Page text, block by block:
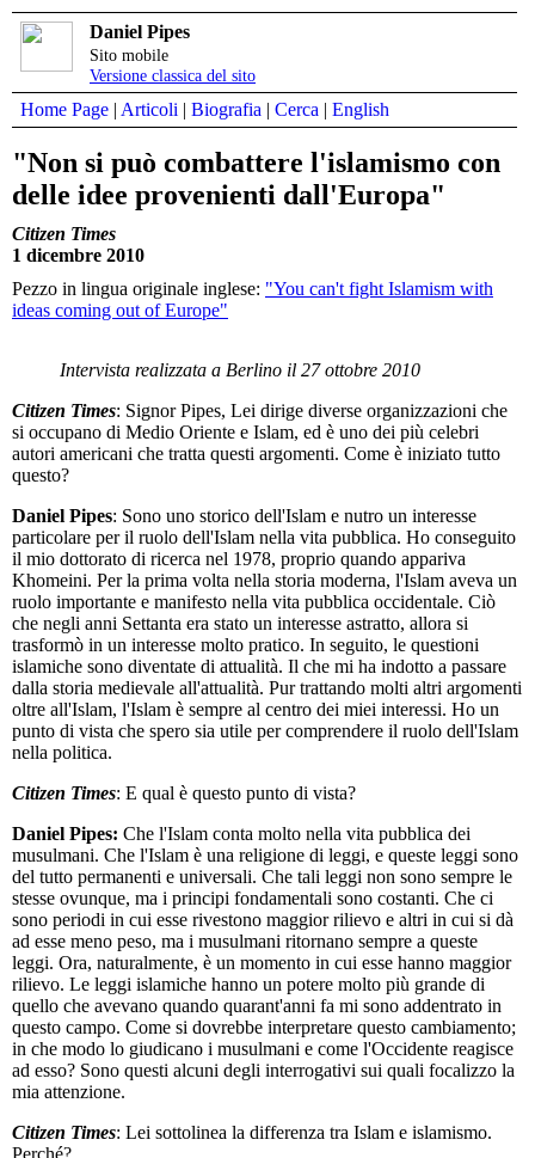
Daniel Pipes
Sito mobile
Versione classica del sito
Home Page | Articoli | Biografia | Cerca | English
"Non si può combattere l'islamismo con
delle idee provenienti dall'Europa"
Citizen Times
1 dicembre 2010
Pezzo in lingua originale inglese: "You can't fight Islamism with
ideas coming out of Europe"
Intervista realizzata a Berlino il 27 ottobre 2010
Citizen Times: Signor Pipes, Lei dirige diverse organizzazioni che
si occupano di Medio Oriente e Islam, ed è uno dei più celebri
autori americani che tratta questi argomenti. Come è iniziato tutto
questo?
Daniel Pipes: Sono uno storico dell'Islam e nutro un interesse
particolare per il ruolo dell'Islam nella vita pubblica. Ho conseguito
il mio dottorato di ricerca nel 1978, proprio quando appariva
Khomeini. Per la prima volta nella storia moderna, l'Islam aveva un
ruolo importante e manifesto nella vita pubblica occidentale. Ciò
che negli anni Settanta era stato un interesse astratto, allora si
trasformò in un interesse molto pratico. In seguito, le questioni
islamiche sono diventate di attualità. Il che mi ha indotto a passare
dalla storia medievale all'attualità. Pur trattando molti altri argomenti
oltre all'Islam, l'Islam è sempre al centro dei miei interessi. Ho un
punto di vista che spero sia utile per comprendere il ruolo dell'Islam
nella politica.
Citizen Times: E qual è questo punto di vista?
Daniel Pipes: Che l'Islam conta molto nella vita pubblica dei
musulmani. Che l'Islam è una religione di leggi, e queste leggi sono
del tutto permanenti e universali. Che tali leggi non sono sempre le
stesse ovunque, ma i principi fondamentali sono costanti. Che ci
sono periodi in cui esse rivestono maggior rilievo e altri in cui si dà
ad esse meno peso, ma i musulmani ritornano sempre a queste
leggi. Ora, naturalmente, è un momento in cui esse hanno maggior
rilievo. Le leggi islamiche hanno un potere molto più grande di
quello che avevano quando quarant'anni fa mi sono addentrato in
questo campo. Come si dovrebbe interpretare questo cambiamento;
in che modo lo giudicano i musulmani e come l'Occidente reagisce
ad esso? Sono questi alcuni degli interrogativi sui quali focalizzo la
mia attenzione.
Citizen Times: Lei sottolinea la differenza tra Islam e islamismo.
Perché?